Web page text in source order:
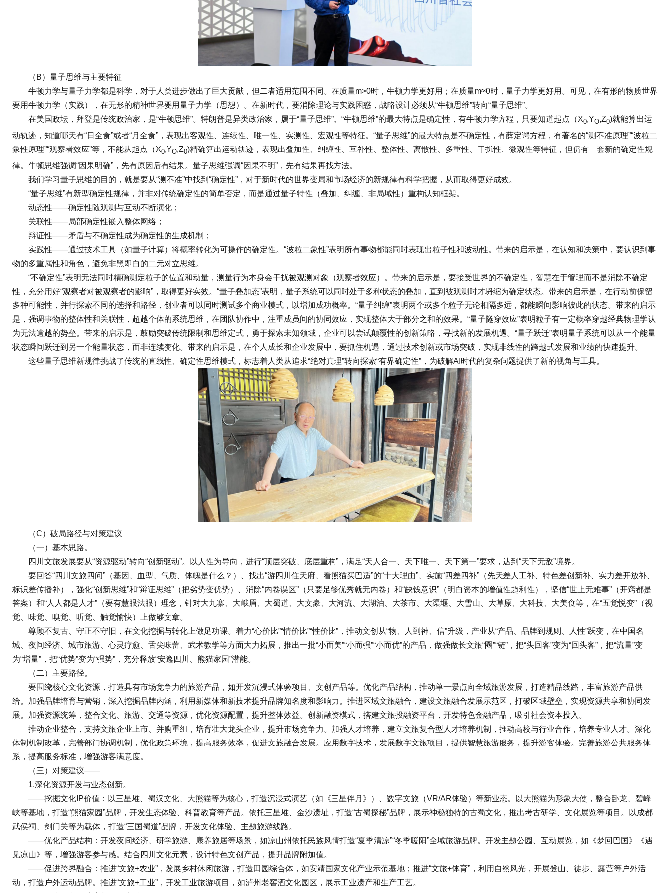
（B）量子思维与主要特征
牛顿力学与量子力学都是科学，对于人类进步做出了巨大贡献，但二者适用范围不同。在质量m>0时，牛顿力学更好用；在质量m≈0时，量子力学更好用。可见，在有形的物质世界
要用牛顿力学（实践），在无形的精神世界要用量子力学（思想）。在新时代，要消除理论与实践困惑，战略设计必须从“牛顿思维”转向“量子思维”。
在美国政坛，拜登是传统政治家，是“牛顿思维”。特朗普是异类政治家，属于“量子思维”。“牛顿思维”的最大特点是确定性，有牛顿力学方程，只要知道起点（X0,YO,Z0)就能算出运
动轨迹，知道哪天有“日全食”或者“月全食”，表现出客观性、连续性、唯一性、实测性、宏观性等特征。“量子思维”的最大特点是不确定性，有薛定谔方程，有著名的“测不准原理”“波粒二
象性原理”“观察者效应”等，不能从起点（X0,YO,Z0)精确算出运动轨迹，表现出叠加性、纠缠性、互补性、整体性、离散性、多重性、干扰性、微观性等特征，但仍有一套新的确定性规
律。牛顿思维强调“因果明确”，先有原因后有结果。量子思维强调“因果不明”，先有结果再找方法。
我们学习量子思维的目的，就是要从“测不准”中找到“确定性”，对于新时代的世界变局和市场经济的新规律有科学把握，从而取得更好成效。
“量子思维”有新型确定性规律，并非对传统确定性的简单否定，而是通过量子特性（叠加、纠缠、非局域性）重构认知框架。
动态性——确定性随观测与互动不断演化；
关联性——局部确定性嵌入整体网络；
辩证性——矛盾与不确定性成为确定性的生成机制；
实践性——通过技术工具（如量子计算）将概率转化为可操作的确定性。“波粒二象性”表明所有事物都能同时表现出粒子性和波动性。带来的启示是，在认知和决策中，要认识到事
物的多重属性和角色，避免非黑即白的二元对立思维。
“不确定性”表明无法同时精确测定粒子的位置和动量，测量行为本身会干扰被观测对象（观察者效应）。带来的启示是，要接受世界的不确定性，智慧在于管理而不是消除不确定
性，充分用好“观察者对被观察者的影响”，取得更好实效。“量子叠加态”表明，量子系统可以同时处于多种状态的叠加，直到被观测时才坍缩为确定状态。带来的启示是，在行动前保留
多种可能性，并行探索不同的选择和路径，创业者可以同时测试多个商业模式，以增加成功概率。“量子纠缠”表明两个或多个粒子无论相隔多远，都能瞬间影响彼此的状态。带来的启示
是，强调事物的整体性和关联性，超越个体的系统思维，在团队协作中，注重成员间的协同效应，实现整体大于部分之和的效果。“量子隧穿效应”表明粒子有一定概率穿越经典物理学认
为无法逾越的势垒。带来的启示是，鼓励突破传统限制和思维定式，勇于探索未知领域，企业可以尝试颠覆性的创新策略，寻找新的发展机遇。“量子跃迁”表明量子系统可以从一个能量
状态瞬间跃迁到另一个能量状态，而非连续变化。带来的启示是，在个人成长和企业发展中，要抓住机遇，通过技术创新或市场突破，实现非线性的跨越式发展和业绩的快速提升。
这些量子思维新规律挑战了传统的直线性、确定性思维模式，标志着人类从追求“绝对真理”转向探索“有界确定性”，为破解AI时代的复杂问题提供了新的视角与工具。
（C）破局路径与对策建议
（一）基本思路。
四川文旅发展要从“资源驱动”转向“创新驱动”。以人性为导向，进行“顶层突破、底层重构”，满足“天人合一、天下唯一、天下第一”要求，达到“天下无敌”境界。
要回答“四川文旅四问”（基因、血型、气质、体魄是什么？）、找出“游四川住天府、看熊猫买巴适”的“十大理由”、实施“四差四补”（先天差人工补、特色差创新补、实力差开放补、
标识差传播补），强化“创新思维”和“辩证思维”（把劣势变优势）、消除“内卷误区”（只要足够优秀就无内卷）和“缺钱意识”（明白资本的增值性趋利性），坚信“世上无难事”（开窍都是
答案）和“人人都是人才”（要有慧眼法眼）理念，针对大九寨、大峨眉、大蜀道、大文豪、大河流、大湖泊、大茶市、大渠堰、大雪山、大草原、大科技、大美食等，在“五觉悦变”（视
觉、味觉、嗅觉、听觉、触觉愉快）上做够文章。
尊顾不复古、守正不守旧，在文化挖掘与转化上做足功课。着力“心价比”“情价比”“性价比”，推动文创从“物、人到神、信”升级，产业从“产品、品牌到规则、人性”跃变，在中国名
城、夜间经济、城市旅游、心灵疗愈、舌尖味蕾、武术教学等方面大力拓展，推出一批“小而美”“小而强”“小而优”的产品，做强做长文旅“圈”“链”，把“头回客”变为“回头客”，把“流量”变
为“增量”，把“优势”变为“强势”，充分释放“安逸四川、熊猫家园”潜能。
（二）主要路径。
要围绕核心文化资源，打造具有市场竞争力的旅游产品，如开发沉浸式体验项目、文创产品等。优化产品结构，推动单一景点向全域旅游发展，打造精品线路，丰富旅游产品供
给。加强品牌培育与营销，深入挖掘品牌内涵，利用新媒体和新技术提升品牌知名度和影响力。推进区域文旅融合，建设文旅融合发展示范区，打破区域壁垒，实现资源共享和协同发
展。加强资源统筹，整合文化、旅游、交通等资源，优化资源配置，提升整体效益。创新融资模式，搭建文旅投融资平台，开发特色金融产品，吸引社会资本投入。
推动企业整合，支持文旅企业上市、并购重组，培育壮大龙头企业，提升市场竞争力。加强人才培养，建立文旅复合型人才培养机制，推动高校与行业合作，培养专业人才。深化
体制机制改革，完善部门协调机制，优化政策环境，提高服务效率，促进文旅融合发展。应用数字技术，发展数字文旅项目，提供智慧旅游服务，提升游客体验。完善旅游公共服务体
系，提高服务标准，增强游客满意度。
（三）对策建议——
1.深化资源开发与业态创新。
——挖掘文化IP价值：以三星堆、蜀汉文化、大熊猫等为核心，打造沉浸式演艺（如《三星伴月》）、数字文旅（VR/AR体验）等新业态。以大熊猫为形象大使，整合卧龙、碧峰
峡等基地，打造“熊猫家园”品牌，开发生态体验、科普教育等产品。依托三星堆、金沙遗址，打造“古蜀探秘”品牌，展示神秘独特的古蜀文化，推出考古研学、文化展览等项目。以成都
武侯祠、剑门关等为载体，打造“三国蜀道”品牌，开发文化体验、主题旅游线路。
——优化产品结构：开发夜间经济、研学旅游、康养旅居等场景，如凉山州依托民族风情打造“夏季清凉”“冬季暖阳”全域旅游品牌。开发主题公园、互动展览，如《梦回巴国》《遇
见凉山》等，增强游客参与感。结合四川文化元素，设计特色文创产品，提升品牌附加值。
——促进跨界融合：推进“文旅+农业”，发展乡村休闲旅游，打造田园综合体，如安靖国家文化产业示范基地；推进“文旅+体育”，利用自然风光，开展登山、徒步、露营等户外活
动，打造户外运动品牌。推进“文旅+工业”，开发工业旅游项目，如泸州老窖酒文化园区，展示工业遗产和生产工艺。